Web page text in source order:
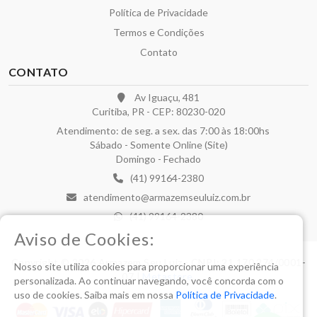
Política de Privacidade
Termos e Condições
Contato
CONTATO
Av Iguaçu, 481
Curitiba, PR - CEP: 80230-020
Atendimento: de seg. a sex. das 7:00 às 18:00hs
Sábado - Somente Online (Site)
Domingo - Fechado
(41) 99164-2380
atendimento@armazemseuluiz.com.br
(41) 99164-2380
Copyright © 2026 Armazem Seu Luiz - CNPJ: 21.170.274/0001-
Metastore
Aviso de Cookies:
Nosso site utiliza cookies para proporcionar uma experiência
personalizada. Ao continuar navegando, você concorda com o
uso de cookies. Saiba mais em nossa Política de Privacidade.